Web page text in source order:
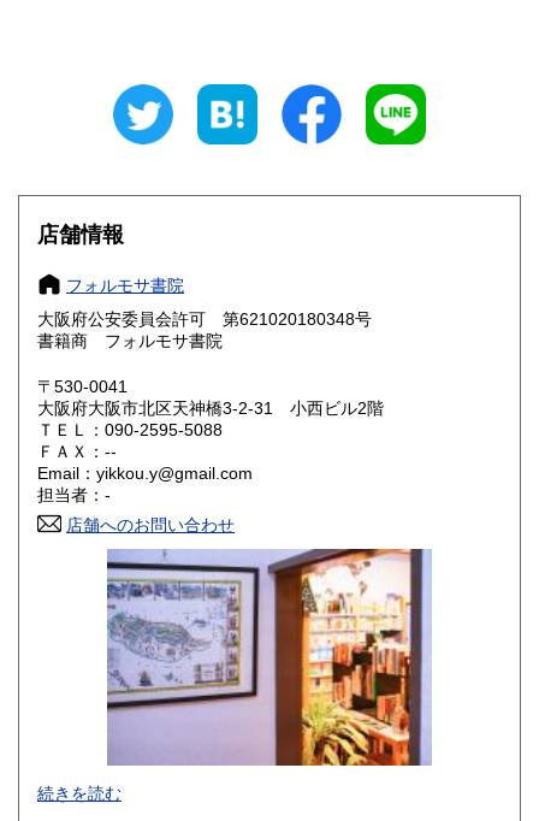
220円 三重県
大阪府
奈良県
鳥取県 220円 島根県
岡山県
山口県 220円
香川県
高知県 220円
220円 長崎県
220円 大分県
220円 鹿児島県
店舗情報
フォルモサ書院
大阪府公安委員会許可 第621020180348号
書籍商 フォルモサ書院
〒530-0041
大阪府大阪市北区天神橋3-2-31 小西ビル2階
ＴＥＬ：090-2595-5088
ＦＡＸ：--
Email：yikkou.y@gmail.com
担当者：-
店舗へのお問い合わせ
●・小説・文学・美術・台湾・中国・アジア・大阪・古地図・
その他
続きを読む